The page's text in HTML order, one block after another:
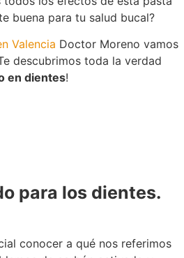
buena para tu salud bucal?
Valencia Doctor Moreno vamos
descubrimos toda la verdad
en dientes!
para los dientes.
conocer a qué nos referimos